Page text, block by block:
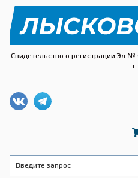
Свидетельство о регистрации Эл
г.